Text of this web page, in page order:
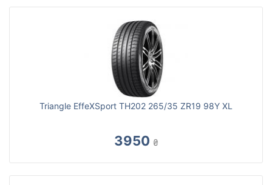
Triangle EffeXSport TH202 265/35 ZR19 98Y XL
3950 ₴